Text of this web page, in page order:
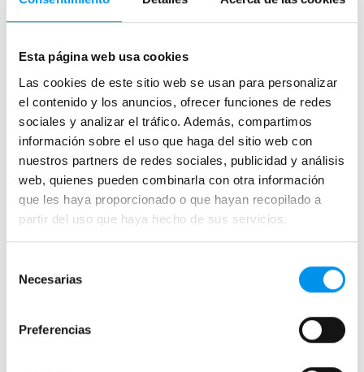
Esta página web usa cookies
Las cookies de este sitio web se usan para personalizar
el contenido y los anuncios, ofrecer funciones de redes
sociales y analizar el tráfico. Además, compartimos
información sobre el uso que haga del sitio web con
nuestros partners de redes sociales, publicidad y análisis
web, quienes pueden combinarla con otra información
que les haya proporcionado o que hayan recopilado a
partir del uso que haya hecho de sus servicios.
Necesarias
Preferencias
Las bazas del frontal de ducha Diana
de Kassandra
Publicada el 24 Abril, 2018 por alberto.